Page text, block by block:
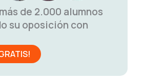
de 2.000 alumnos
su oposición con